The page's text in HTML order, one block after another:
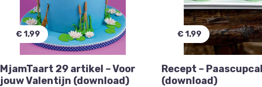
€ 1,99
MjamTaart 29 artikel – Voor
jouw Valentijn (download)
€ 1,99
Recept –
(download)